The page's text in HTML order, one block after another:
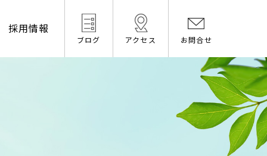
採用情報
ブログ アクセス お問合せ